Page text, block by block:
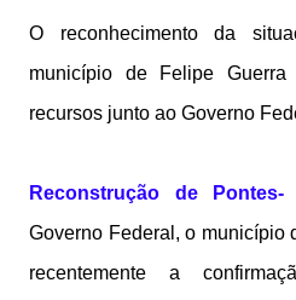
O reconhecimento da
município de Felipe
recursos junto ao Governo
Reconstrução de Pontes-
Governo Federal, o município
recentemente a